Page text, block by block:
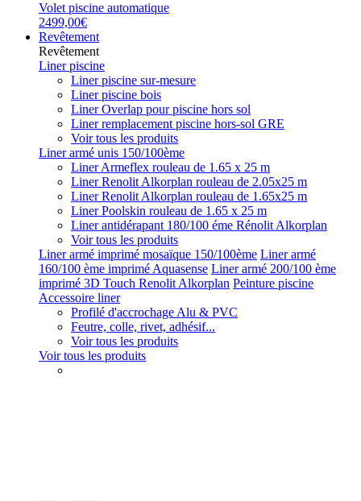
Volet piscine automatique
2499,00€
Revêtement
Revêtement
Liner piscine
Liner piscine sur-mesure
Liner piscine bois
Liner Overlap pour piscine hors sol
Liner remplacement piscine hors-sol GRE
Voir tous les produits
Liner armé unis 150/100ème
Liner Armeflex rouleau de 1.65 x 25 m
Liner Renolit Alkorplan rouleau de 2.05x25 m
Liner Renolit Alkorplan rouleau de 1.65x25 m
Liner Poolskin rouleau de 1.65 x 25 m
Liner antidérapant 180/100 éme Rénolit Alkorplan
Voir tous les produits
Liner armé imprimé mosaïque 150/100ème Liner armé
160/100 ème imprimé Aquasense Liner armé 200/100 ème
imprimé 3D Touch Renolit Alkorplan Peinture piscine
Accessoire liner
Profilé d'accrochage Alu & PVC
Feutre, colle, rivet, adhésif...
Voir tous les produits
Voir tous les produits